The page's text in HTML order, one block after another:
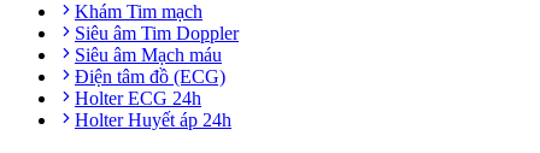
Khám Tim mạch
Siêu âm Tim Doppler
Siêu âm Mạch máu
Điện tâm đồ (ECG)
Holter ECG 24h
Holter Huyết áp 24h